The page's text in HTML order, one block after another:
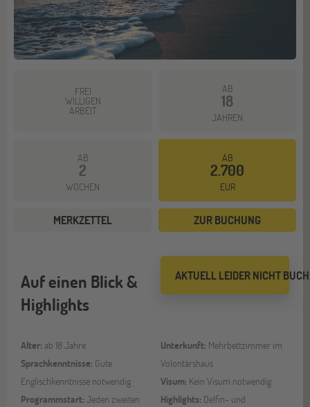
FREI
WILLIGEN
ARBEIT
AB
18
JAHREN
AB
2
WOCHEN
AB
2.700
EUR
MERKZETTEL ZUR BUCHUNG
AKTUELL LEIDER NICHT
Auf einen Blick &
Highlights
Alter: ab 18 Jahre
Sprachkenntnisse: Gute
Englischkenntnisse notwendig
Programmstart: Jeden zweiten
Unterkunft: Mehrbettzimmer im
Volontärshaus
Visum: Kein Visum notwendig
Highlights: Delfin- und